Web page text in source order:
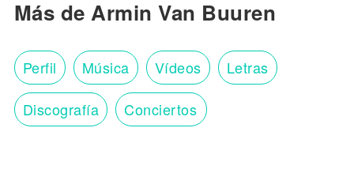
Más de Armin Van Buuren
Perfil Música Vídeos Letras
Discografía Conciertos